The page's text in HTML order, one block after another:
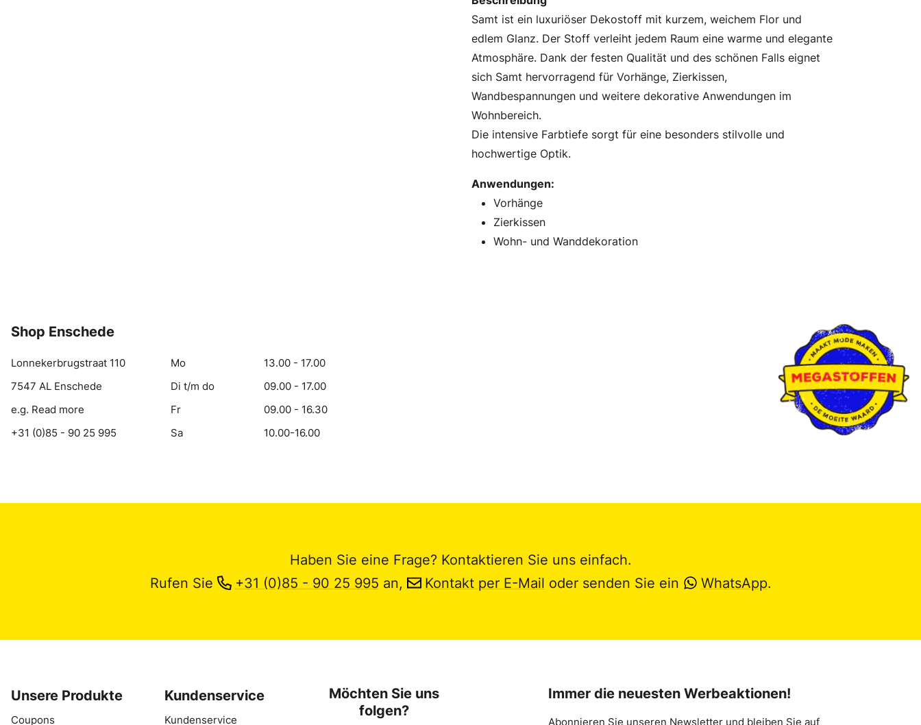
Samt ist ein luxuriöser Dekostoff mit kurzem, weichem Flor und
edlem Glanz. Der Stoff verleiht jedem Raum eine warme und elegante
Atmosphäre. Dank der festen Qualität und des schönen Falls eignet
sich Samt hervorragend für Vorhänge, Zierkissen,
Wandbespannungen und weitere dekorative Anwendungen im
Wohnbereich.
Die intensive Farbtiefe sorgt für eine besonders stilvolle und
hochwertige Optik.
Anwendungen:
Vorhänge
Zierkissen
Wohn- und Wanddekoration
Shop Enschede
Lonnekerbrugstraat 110
7547 AL Enschede
e.g. Read more
+31 (0)85 - 90 25 995
Mo
13.00 - 17.00
Di t/m do
09.00 - 17.00
Fr
09.00 - 16.30
Sa
10.00-16.00
Haben Sie eine Frage? Kontaktieren Sie uns einfach.
Rufen Sie
+31 (0)85 - 90 25 995 an, Kontakt per E-Mail oder senden Sie ein WhatsApp.
Unsere Produkte
Coupons
Kundenservice
Kundenservice
Möchten Sie uns
folgen?
Immer die neuesten Werbeaktionen!
Abonnieren Sie unseren Newsletter und bleiben Sie auf